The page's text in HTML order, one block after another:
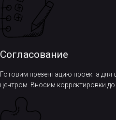
Согласование
Готовим презентацию проекта
центром. Вносим корректировки